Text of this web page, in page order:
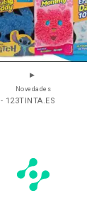
Novedades
- 123TINTA.ES